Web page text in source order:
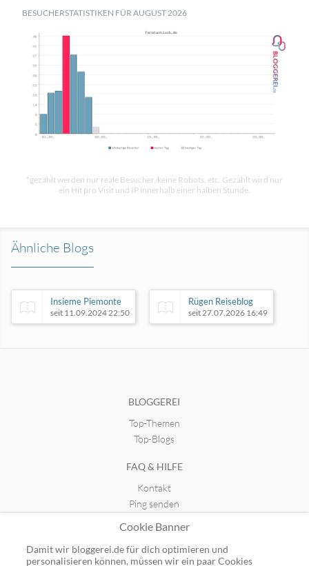
BESUCHERSTATISTIKEN FÜR AUGUST 2026
*gezählt werden nur reale Besucher, keine Robots, etc. Gezählt wird nur
ein Hit pro Visit und IP innerhalb einer halben Stunde.
Ähnliche Blogs
Insieme Piemonte
seit 11.09.2024 22:50
Rügen Reiseblog
seit 27.07.2026 16:49
Caddy, Kaffee, Nordland
BLOGGEREI
Top-Themen
Top-Blogs
FAQ & HILFE
Kontakt
Ping senden
GUTSCHEINE
Cookie Banner
Damit wir bloggerei.de für dich optimieren und
personalisieren können, müssen wir ein paar Cookies